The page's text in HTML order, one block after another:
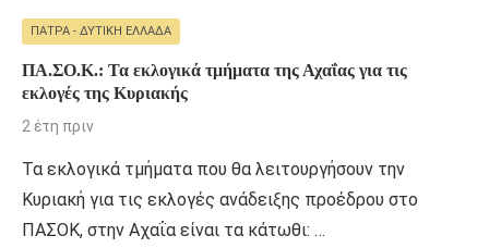
ΠΆΤΡΑ - ΔΥΤΙΚΉ ΕΛΛΆΔΑ
ΠΑ.ΣΟ.Κ.: Τα εκλογικά τμήματα της Αχαΐας για τις
εκλογές της Κυριακής
2 έτη πριν
Τα εκλογικά τμήματα που θα λειτουργήσουν την
Κυριακή για τις εκλογές ανάδειξης προέδρου στο
ΠΑΣΟΚ, στην Αχαΐα είναι τα κάτωθι: …